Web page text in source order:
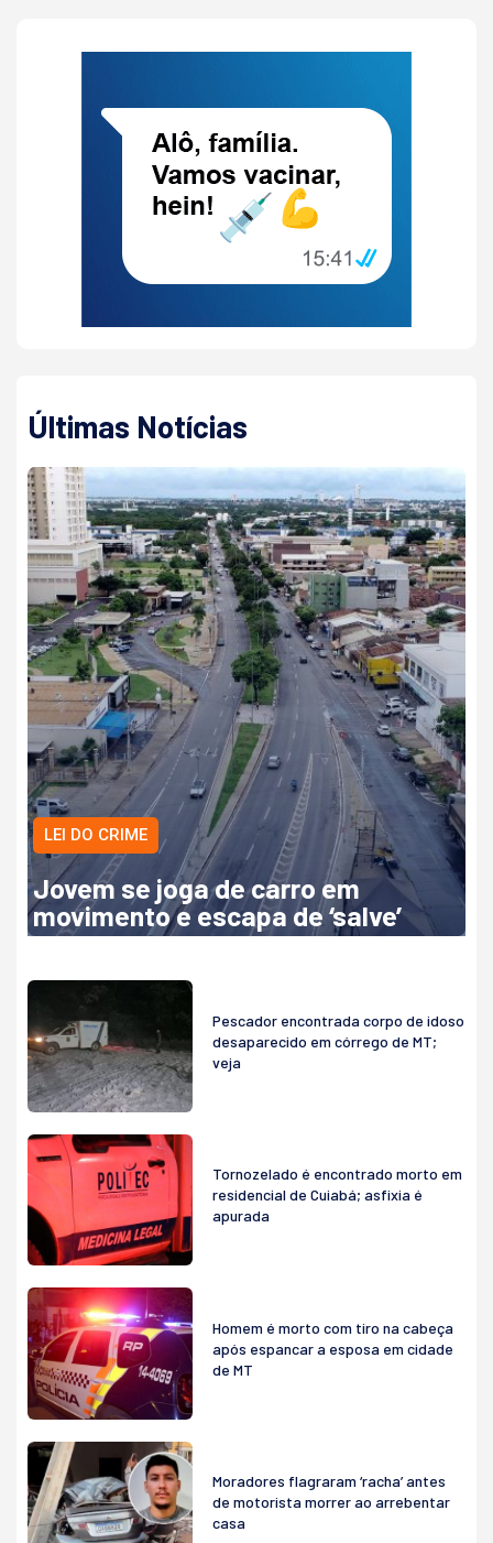
Últimas Notícias
LEI DO CRIME
Jovem se joga de carro em
movimento e escapa de ‘salve’
Pescador encontrada corpo de idoso
desaparecido em córrego de MT;
veja
Tornozelado é encontrado morto em
residencial de Cuiabá; asfixia é
apurada
Homem é morto com tiro na cabeça
após espancar a esposa em cidade
de MT
Moradores flagraram ‘racha’ antes
de motorista morrer ao arrebentar
casa